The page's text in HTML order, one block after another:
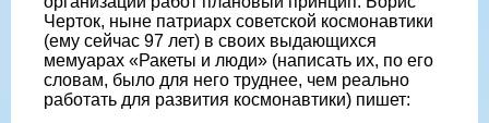
Черток, ныне патриарх советской космонавтики
(ему сейчас 97 лет) в своих выдающихся
мемуарах «Ракеты и люди» (написать их, по его
словам, было для него труднее, чем реально
работать для развития космонавтики) пишет: